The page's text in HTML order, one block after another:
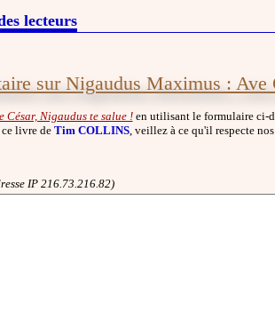
lecteurs
sur Nigaudus Maximus : Ave
César, Nigaudus te salue !en utilisant le formulaire ci-
livre de Tim COLLINS, veillez à ce qu'il respecte nos
IP 216.73.216.82)